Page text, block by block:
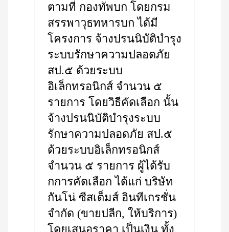
ตามที่ กองทัพบก โดยกรม
สรรพาวุธทหารบก ได้มี
โครงการ จ้างปรนนิบัติบำรุง
ระบบรักษาความปลอดภัย
สป.๕ ด้วยระบบ
อิเล็กทรอนิกส์ จำนวน ๕
รายการ โดยวิธีคัดเลือก นั้น
จ้างปรนนิบัติบำรุงระบบ
รักษาความปลอดภัย สป.๕
ด้วยระบบอิเล็กทรอนิกส์
จำนวน ๕ รายการ ผู้ได้รับ
กการคัดเลือก ได้แก่ บริษัท
กันโน่ ซีสเต็มส์ อินทีเกรชั่น
จำกัด (ขายปลีก, ให้บริการ)
โดยเสนอราคา เป็นเงิน ทั้ง